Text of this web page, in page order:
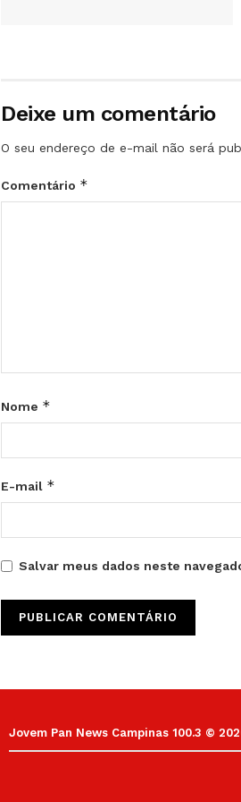
Deixe um comentário
O seu endereço de e-mail não será
Comentário *
Nome *
E-mail *
Salvar meus dados neste
Jovem Pan News Campinas 100.3 ©